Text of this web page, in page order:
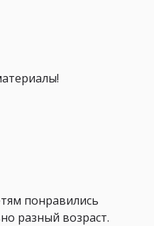
понравились
разный возраст.